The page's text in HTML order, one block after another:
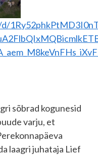
sõbrad kogunesid
varju, et
laagri juhataja Lief